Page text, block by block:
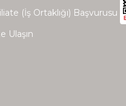
(İş Ortaklığı) Başvurusu
Ulaşın